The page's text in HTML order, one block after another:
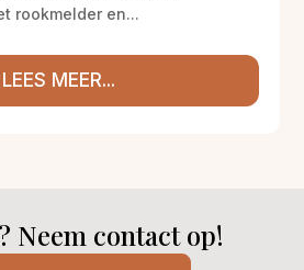
rookmelder en...
LEES MEER...
Neem contact op!